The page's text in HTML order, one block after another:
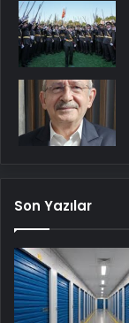
Son Yazılar